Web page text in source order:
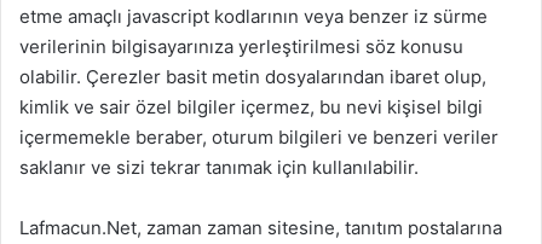
etme amaçlı javascript kodlarının veya benzer iz sürme
verilerinin bilgisayarınıza yerleştirilmesi söz konusu
olabilir. Çerezler basit metin dosyalarından ibaret olup,
kimlik ve sair özel bilgiler içermez, bu nevi kişisel bilgi
içermemekle beraber, oturum bilgileri ve benzeri veriler
saklanır ve sizi tekrar tanımak için kullanılabilir.
Lafmacun.Net, zaman zaman sitesine, tanıtım postalarına